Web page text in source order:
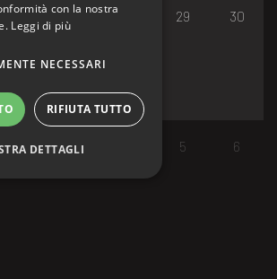
26 27 29 30
2 3 5 6
con la nostra
Leggi di più
NECESSARI
RIFIUTA TUTTO
DETTAGLI